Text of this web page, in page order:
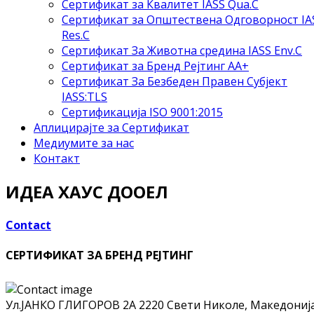
Сертификат за Квалитет IASS Qua.C
Сертификат за Општествена Одговорност
Res.C
Сертификат За Животна средина IASS Env.C
Сертификат за Бренд Рејтинг АА+
Сертификат За Безбеден Правен Субјект
IASS:TLS
Сертификација ISO 9001:2015
Аплицирајте за Сертификат
Медиумите за нас
Контакт
ИДЕА ХАУС ДООЕЛ
Contact
СЕРТИФИКАТ ЗА БРЕНД РЕЈТИНГ
Ул.ЈАНКО ГЛИГОРОВ 2А 2220 Свети Николе,